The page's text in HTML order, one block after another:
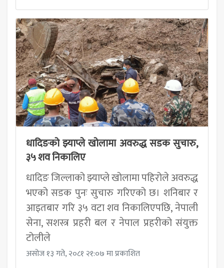
धादिङको झ्याप्ले खोलामा अवरुद्ध सडक सुचारु,
३५ शव निकालिए
धादिङ जिल्लाको झ्याप्ले खोलामा पहिरोले अवरुद्ध
भएको सडक पुनः सुचारु गरिएको छ। शनिबार र
आइतबार गरि ३५ वटा शव निकालिएपछि, नेपाली
सेना, सशस्त्र प्रहरी बल र नेपाल प्रहरीको संयुक्त
टोलीले
असोज १३ गते, २०८१ २१:०७ मा प्रकाशित